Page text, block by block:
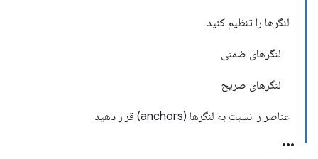
لنگرها را تنظیم کنید
لنگرهای ضمنی
لنگرهای صریح
عناصر را نسبت به لنگرها (anchors) قرار دهید